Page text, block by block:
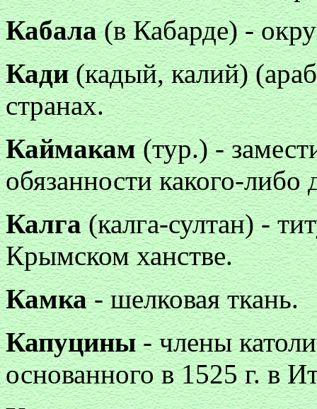
Кабала(в Кабарде) -
Кади(кадый, калий)
странах.
Каймакам(тур.) -
обязанности какого-
Калга(калга-султан) -
Крымском ханстве.
Камка- шелковая ткань.
Капуцины- члены
основанного в 1525 г. в